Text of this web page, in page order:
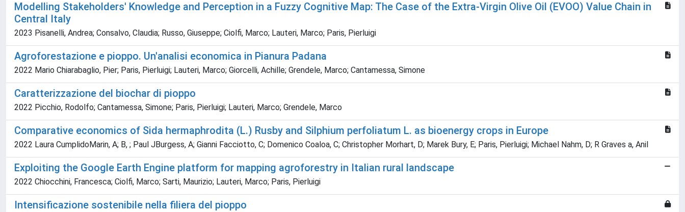
Modelling Stakeholders' Knowledge and Perception in a Fuzzy Cognitive Map: The Case of the Extra-Virgin Olive Oil (EVOO) Value Chain in
Central Italy
2023 Pisanelli, Andrea; Consalvo, Claudia; Russo, Giuseppe; Ciolfi, Marco; Lauteri, Marco; Paris, Pierluigi
Agroforestazione e pioppo. Un'analisi economica in Pianura Padana
2022 Mario Chiarabaglio, Pier; Paris, Pierluigi; Lauteri, Marco; Giorcelli, Achille; Grendele, Marco; Cantamessa, Simone
Caratterizzazione del biochar di pioppo
2022 Picchio, Rodolfo; Cantamessa, Simone; Paris, Pierluigi; Lauteri, Marco; Grendele, Marco
Comparative economics of Sida hermaphrodita (L.) Rusby and Silphium perfoliatum L. as bioenergy crops in Europe
2022 Laura CumplidoMarin, A; B, ; Paul JBurgess, A; Gianni Facciotto, C; Domenico Coaloa, C; Christopher Morhart, D; Marek Bury, E; Paris, Pierluigi; Michael Nahm, D; R Graves a, Anil
Exploiting the Google Earth Engine platform for mapping agroforestry in Italian rural landscape
2022 Chiocchini, Francesca; Ciolfi, Marco; Sarti, Maurizio; Lauteri, Marco; Paris, Pierluigi
Intensificazione sostenibile nella filiera del pioppo